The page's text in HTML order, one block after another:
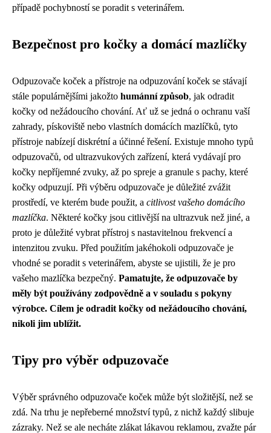
případě pochybností se poradit s veterinářem.
Bezpečnost pro kočky a domácí mazlíčky
Odpuzovače koček a přístroje na odpuzování koček se stávají
stále populárnějšími jakožto humánní způsob, jak odradit
kočky od nežádoucího chování. Ať už se jedná o ochranu vaší
zahrady, pískoviště nebo vlastních domácích mazlíčků, tyto
přístroje nabízejí diskrétní a účinné řešení. Existuje mnoho typů
odpuzovačů, od ultrazvukových zařízení, která vydávají pro
kočky nepříjemné zvuky, až po spreje a granule s pachy, které
kočky odpuzují. Při výběru odpuzovače je důležité zvážit
prostředí, ve kterém bude použit, a citlivost vašeho domácího
mazlíčka. Některé kočky jsou citlivější na ultrazvuk než jiné, a
proto je důležité vybrat přístroj s nastavitelnou frekvencí a
intenzitou zvuku. Před použitím jakéhokoli odpuzovače je
vhodné se poradit s veterinářem, abyste se ujistili, že je pro
vašeho mazlíčka bezpečný. Pamatujte, že odpuzovače by
měly být používány zodpovědně a v souladu s pokyny
výrobce. Cílem je odradit kočky od nežádoucího chování,
nikoli jim ublížit.
Tipy pro výběr odpuzovače
Výběr správného odpuzovače koček může být složitější, než se
zdá. Na trhu je nepřeberné množství typů, z nichž každý slibuje
zázraky. Než se ale necháte zlákat lákavou reklamou, zvažte pár